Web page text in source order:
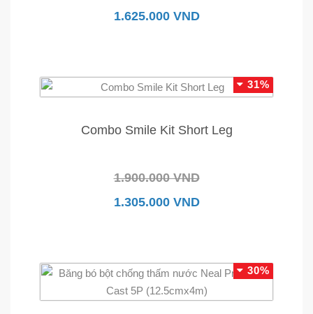
1.625.000 VND
31%
Combo Smile Kit Short Leg
1.900.000 VND
1.305.000 VND
30%